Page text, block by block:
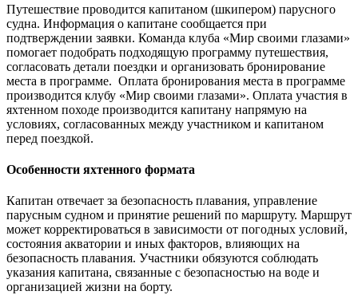
Путешествие проводится капитаном (шкипером) парусного
судна. Информация о капитане сообщается при
подтверждении заявки. Команда клуба «Мир своими глазами»
помогает подобрать подходящую программу путешествия,
согласовать детали поездки и организовать бронирование
места в программе. Оплата бронирования места в программе
производится клубу «Мир своими глазами». Оплата участия в
яхтенном походе производится капитану напрямую на
условиях, согласованных между участником и капитаном
перед поездкой.
Особенности яхтенного формата
Капитан отвечает за безопасность плавания, управление
парусным судном и принятие решений по маршруту. Маршрут
может корректироваться в зависимости от погодных условий,
состояния акватории и иных факторов, влияющих на
безопасность плавания. Участники обязуются соблюдать
указания капитана, связанные с безопасностью на воде и
организацией жизни на борту.